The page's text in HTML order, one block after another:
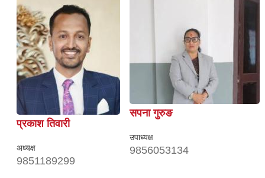
प्रकाश तिवारी
अध्यक्ष
9851189299
सपना गुरुङ
उपाध्यक्ष
9856053134